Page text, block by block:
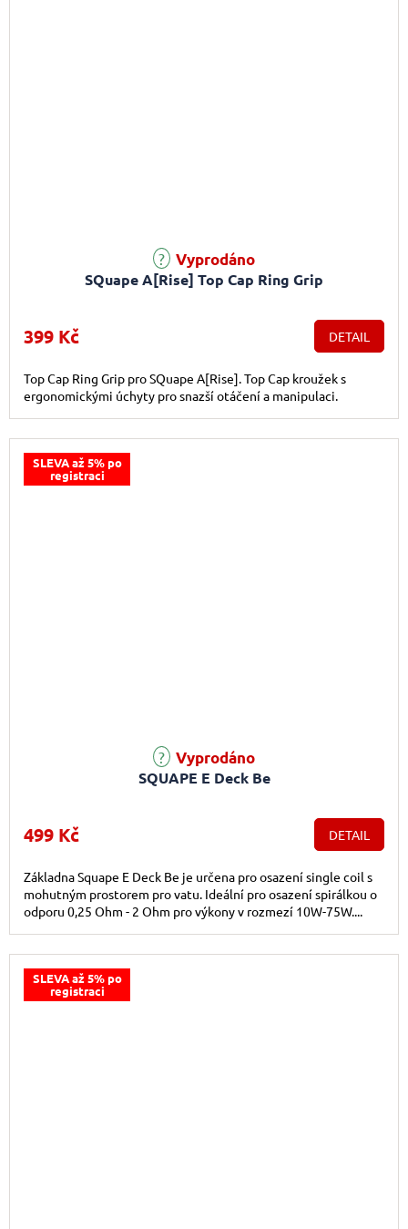
SQuape A[Rise] Top Cap Ring Grip
Vyprodáno
399 Kč DETAIL
Top Cap Ring Grip pro SQuape A[Rise]. Top Cap kroužek s
ergonomickými úchyty pro snazší otáčení a manipulaci.
SLEVA až 5% po
registraci
SQUAPE E Deck Be
Vyprodáno
499 Kč DETAIL
Základna Squape E Deck Be je určena pro osazení single coil s
mohutným prostorem pro vatu. Ideální pro osazení spirálkou o
odporu 0,25 Ohm - 2 Ohm pro výkony v rozmezí 10W-75W....
SLEVA až 5% po
registraci